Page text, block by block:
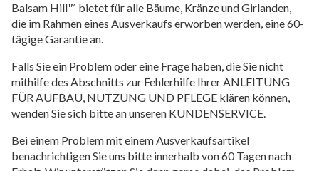
Balsam Hill™ bietet für alle Bäume, Kränze und Girlanden,
die im Rahmen eines Ausverkaufs erworben werden, eine 60-
tägige Garantie an.
Falls Sie ein Problem oder eine Frage haben, die Sie nicht
mithilfe des Abschnitts zur Fehlerhilfe Ihrer ANLEITUNG
FÜR AUFBAU, NUTZUNG UND PFLEGE klären können,
wenden Sie sich bitte an unseren KUNDENSERVICE.
Bei einem Problem mit einem Ausverkaufsartikel
benachrichtigen Sie uns bitte innerhalb von 60 Tagen nach